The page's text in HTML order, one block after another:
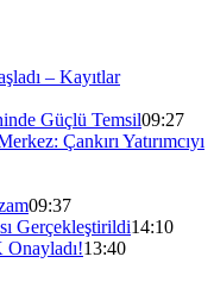
– Kayıtlar
Güçlü Temsil09:27
Çankırı Yatırımcıyı
09:37
Gerçekleştirildi14:10
13:40